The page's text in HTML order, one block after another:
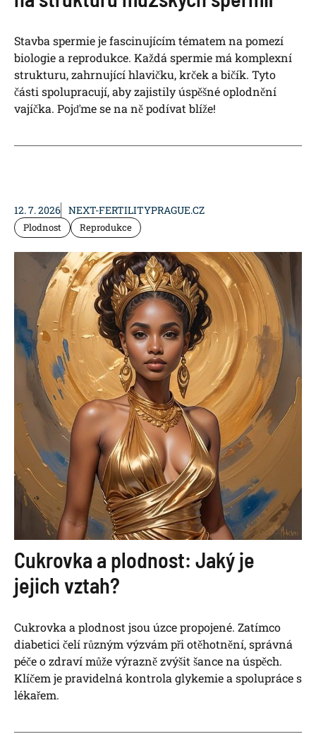
Stavba spermie je fascinujícím tématem na pomezí
biologie a reprodukce. Každá spermie má komplexní
strukturu, zahrnující hlavičku, krček a bičík. Tyto
části spolupracují, aby zajistily úspěšné oplodnění
vajíčka. Pojďme se na ně podívat blíže!
12. 7. 2026 NEXT-FERTILITYPRAGUE.CZ
Plodnost Reprodukce
Cukrovka a plodnost: Jaký je
jejich vztah?
Cukrovka a plodnost jsou úzce propojené. Zatímco
diabetici čelí různým výzvám při otěhotnění, správná
péče o zdraví může výrazně zvýšit šance na úspěch.
Klíčem je pravidelná kontrola glykemie a spolupráce s
lékařem.